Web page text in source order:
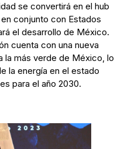
se convertirá en el hub
conjunto con Estados
el desarrollo de México.
cuenta con una nueva
la más verde de México, lo
la energía en el estado
para el año 2030.